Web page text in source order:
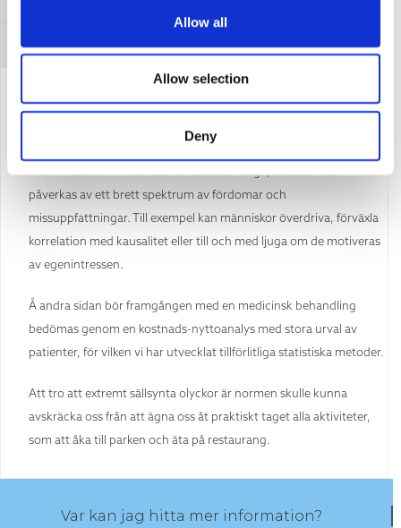
Allow all
Allow selection
Deny
Motbevis för detta argument
Överdrivet förlitande på vittnesmål och personliga erfarenheter
leder oss bort från en mer allmän bild av medicinska behandlingar.
Å ena sidan är vittnesmålen ofta otillförlitliga, eftersom de
påverkas av ett brett spektrum av fördomar och
missuppfattningar. Till exempel kan människor överdriva, förväxla
korrelation med kausalitet eller till och med ljuga om de motiveras
av egenintressen.
Å andra sidan bör framgången med en medicinsk behandling
bedömas genom en kostnads-nyttoanalys med stora urval av
patienter, för vilken vi har utvecklat tillförlitliga statistiska metoder.
Att tro att extremt sällsynta olyckor är normen skulle kunna
avskräcka oss från att ägna oss åt praktiskt taget alla aktiviteter,
som att åka till parken och äta på restaurang.
Var kan jag hitta mer information?